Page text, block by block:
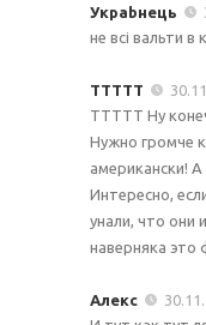
Украbнець
не всі вальти в
ТТТТТ
ТТТТТ Ну
Нужно громче
американски!
Интересно,
унали, что они
наверняка
Алекс